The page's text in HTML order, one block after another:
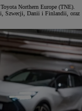
Northern Europe (TNE).
Szwecji, Danii i Finlandii, oraz